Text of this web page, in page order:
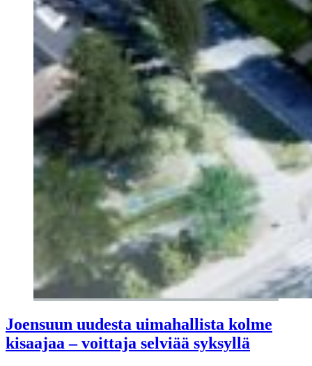
Joensuun uudesta uimahallista kolme
kisaajaa – voittaja selviää syksyllä